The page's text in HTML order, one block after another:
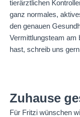
tierärztlichen
ganz normales,
den genauen
Vermittlungsteam am
hast, schreib uns
Zuhause
Für Fritzi wünschen